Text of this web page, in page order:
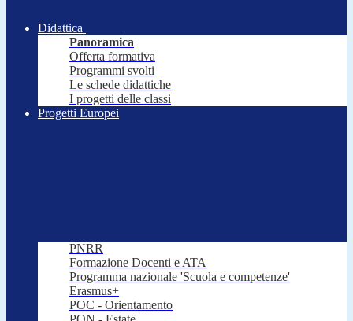
Didattica
Panoramica
Offerta formativa
Programmi svolti
Le schede didattiche
I progetti delle classi
Progetti Europei
PNRR
Formazione Docenti e ATA
Programma nazionale 'Scuola e competenze'
Erasmus+
POC - Orientamento